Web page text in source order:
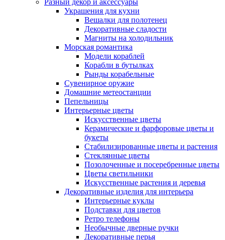
Разный декор и аксессуары
Украшения для кухни
Вешалки для полотенец
Декоративные сладости
Магниты на холодильник
Морская романтика
Модели кораблей
Корабли в бутылках
Рынды корабельные
Сувенирное оружие
Домашние метеостанции
Пепельницы
Интерьерные цветы
Искусственные цветы
Керамические и фарфоровые цветы и
букеты
Стабилизированные цветы и растения
Стеклянные цветы
Позолоченные и посеребренные цветы
Цветы светильники
Искусственные растения и деревья
Декоративные изделия для интерьера
Интерьерные куклы
Подставки для цветов
Ретро телефоны
Необычные дверные ручки
Декоративные перья